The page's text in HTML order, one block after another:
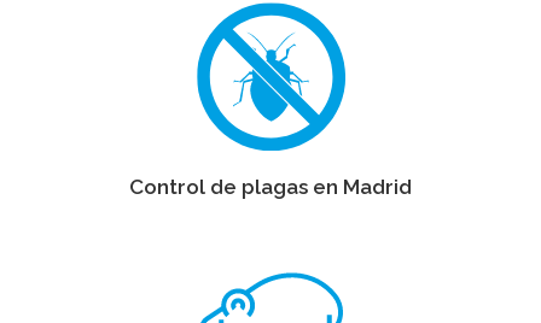
Control de plagas en Madrid